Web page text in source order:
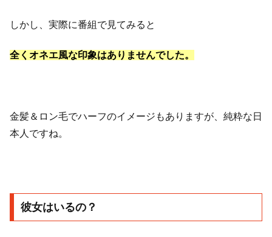
しかし、実際に番組で見てみると
全くオネエ風な印象はありませんでした。
金髪＆ロン毛でハーフのイメージもありますが、純粋な日
本人ですね。
彼女はいるの？